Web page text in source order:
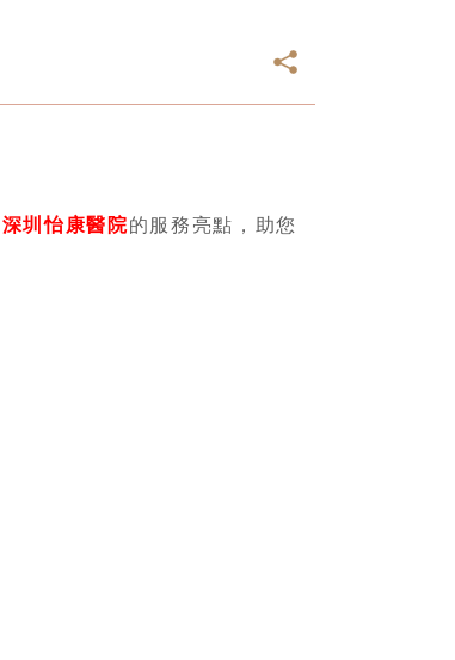
深圳怡康醫院的服務亮點，助您